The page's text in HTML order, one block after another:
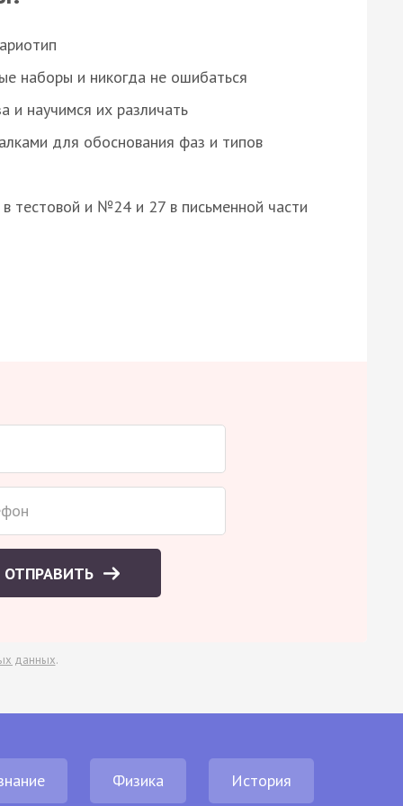
наборы и никогда не ошибаться
и научимся их различать
для обоснования фаз и типов
тестовой и №24 и 27 в письменной части
ОТПРАВИТЬ
данных.
Физика История